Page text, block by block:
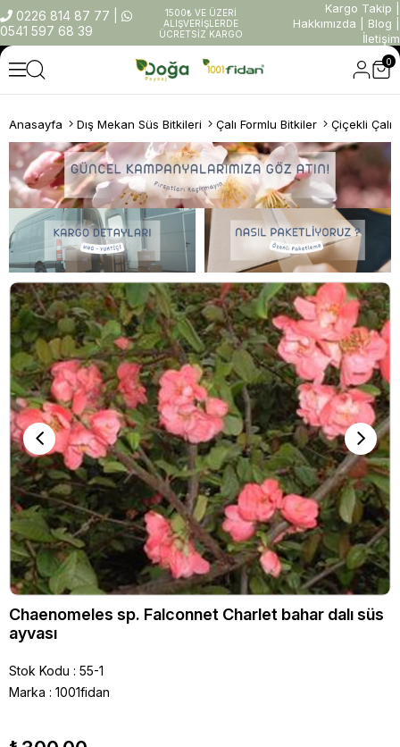
0226 814 87 77
0541 597 68 39
1500₺ VE ÜZERİ
ALIŞVERİŞLERDE
ÜCRETSİZ KARGO
Kargo Takip
Hakkımızda
Blog
İletişim
0
Anasayfa Dış Mekan Süs Bitkileri Çalı Formlu Bitkiler Çiçekli
Chaenomeles sp. Falconnet Charlet bahar dalı süs
ayvası
Stok Kodu
55-1
Marka : 1001fidan